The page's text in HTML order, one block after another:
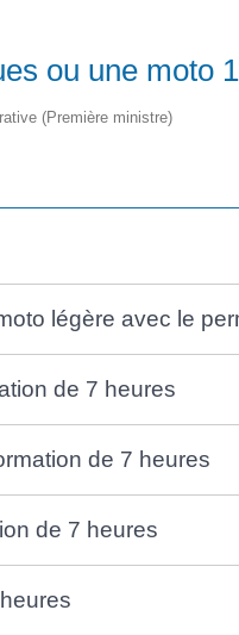
ou une moto
(Première ministre)
légère avec le
de 7 heures
de 7 heures
de 7 heures